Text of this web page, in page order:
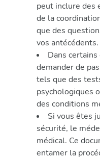
peut inclure des
de la
que des
vos antécédents.
Dans
demander de
tels que des
psychologiques
des conditions
Si vous êtes
sécurité, le
médical. Ce
entamer la